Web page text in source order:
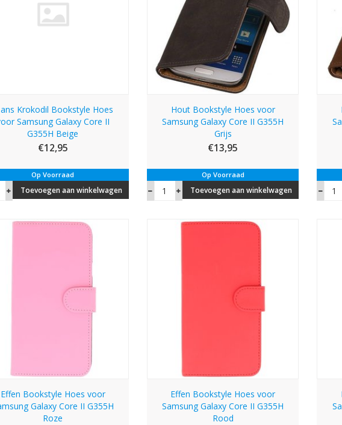
Krokodil Bookstyle Hoes
Samsung Galaxy Core II
G355H Beige
€12,95
Op Voorraad
Toevoegen aan winkelwagen
Hout Bookstyle Hoes voor
Samsung Galaxy Core II G355H
Grijs
€13,95
Op Voorraad
Toevoegen aan winkelwagen
Effen Bookstyle Hoes voor
Galaxy Core II G355H
Roze
Effen Bookstyle Hoes voor
Samsung Galaxy Core II G355H
Rood